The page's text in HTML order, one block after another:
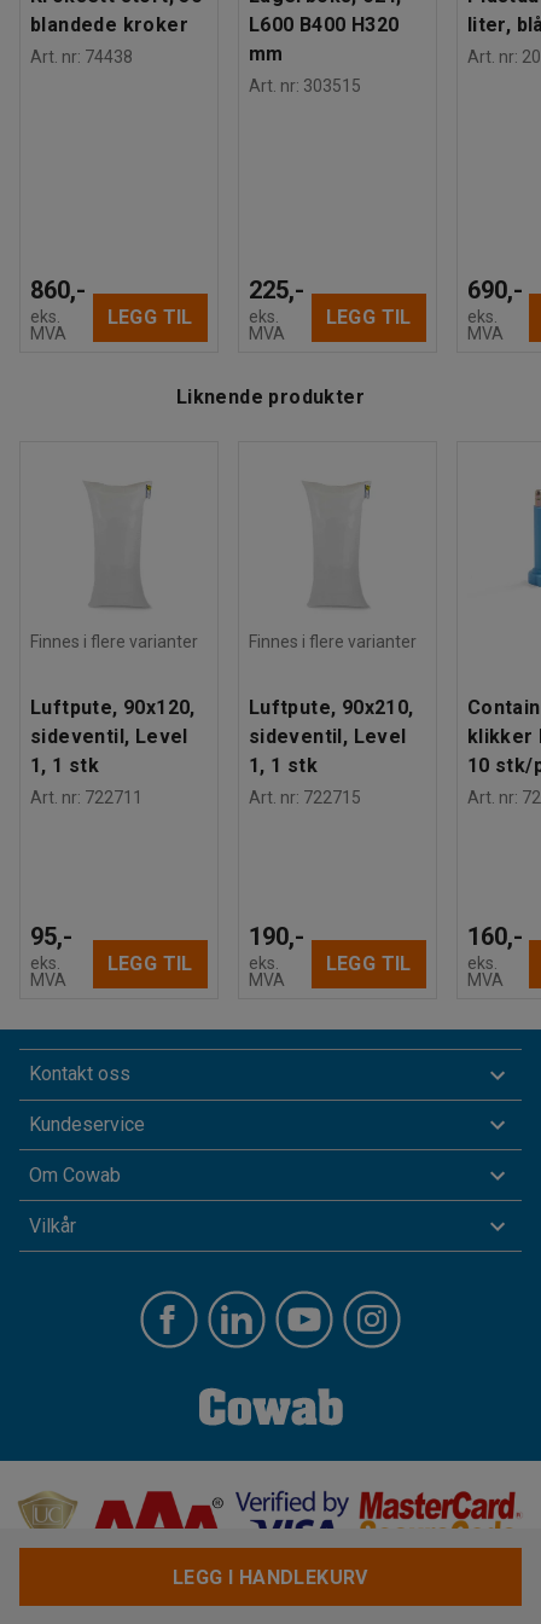
blandede kroker
Art. nr: 74438
860,-
eks.
MVA
LEGG TIL
L600 B400 H320
mm
Art. nr: 303515
225,-
eks.
MVA
LEGG TIL
liter,
Art. nr:
690,-
eks.
MVA
Liknende produkter
Finnes i flere varianter
Luftpute, 90x120,
sideventil, Level
1, 1 stk
Art. nr: 722711
95,-
eks.
MVA
LEGG TIL
Finnes i flere varianter
Luftpute, 90x210,
sideventil, Level
1, 1 stk
Art. nr: 722715
190,-
eks.
MVA
LEGG TIL
klikker
10 stk/
Art. nr:
160,-
eks.
MVA
Kontakt oss
Kundeservice
Om Cowab
Vilkår
LEGG I HANDLEKURV